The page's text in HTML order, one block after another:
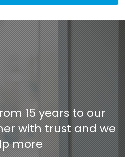
15 years to our
with trust and we
more